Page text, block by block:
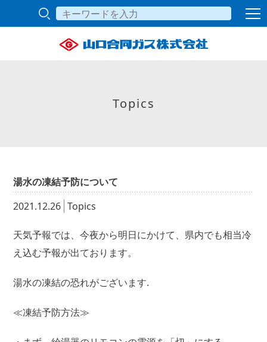
Topics
湯水の凍結予防について
2021.12.26 Topics
天気予報では、今夜から明日にかけて、県内でも相当冷
え込む予報が出ております。
湯水の凍結の恐れがございます.
≪凍結予防方法≫